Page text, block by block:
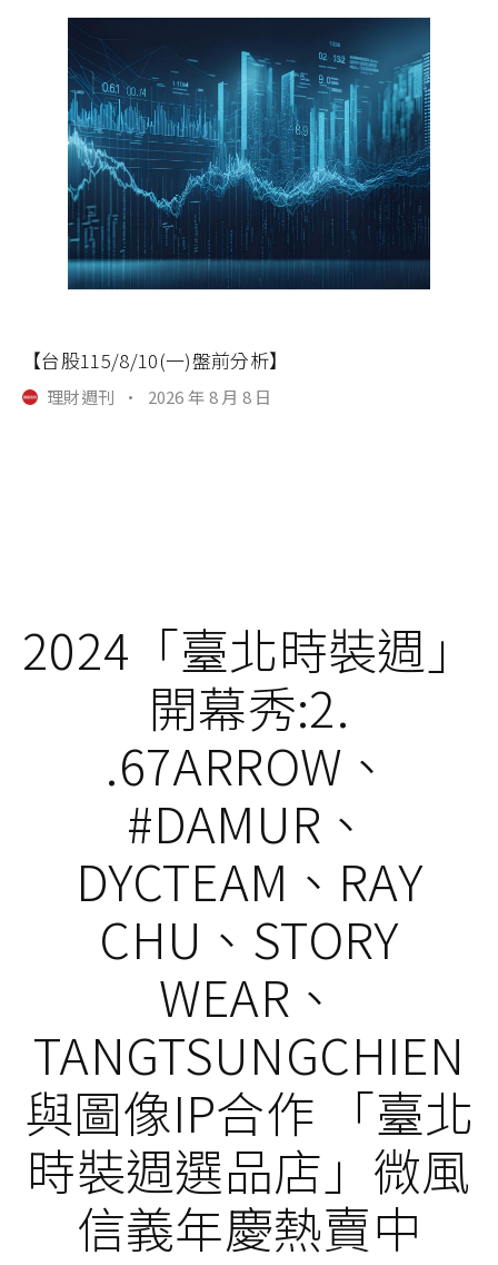
【台股115/8/10(一)盤前分析】
理財週刊 · 2026 年 8 月 8 日
2024「臺北時裝週」
開幕秀:2.
.67ARROW、
#DAMUR、
DYCTEAM、RAY
CHU、STORY
WEAR、
TANGTSUNGCHIEN
與圖像IP合作 「臺北
時裝週選品店」微風
信義年慶熱賣中